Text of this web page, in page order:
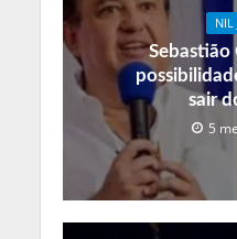
NIL
Sebastião
sair
5